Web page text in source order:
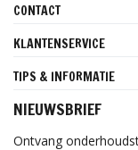
CONTACT
KLANTENSERVICE
TIPS & INFORMATIE
NIEUWSBRIEF
Ontvang